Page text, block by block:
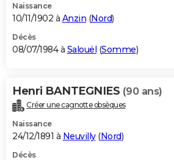
Naissance
10/11/1902 à Anzin (Nord)
Décès
08/07/1984 à Salouël (Somme)
Henri BANTEGNIES (90 ans)
Créer une cagnotte obsèques
Naissance
24/12/1891 à Neuvilly(Nord)
Décès